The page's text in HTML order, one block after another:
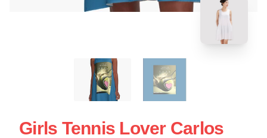
Girls Tennis Lover Carlos